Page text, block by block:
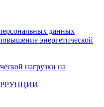
данных
энергетической
нагрузки на